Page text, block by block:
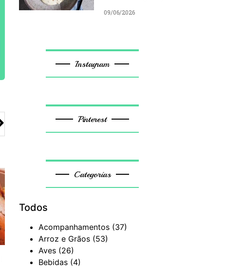
09/06/2026
Instagram
Pinterest
Categorias
Todos
Acompanhamentos (37)
Arroz e Grãos (53)
Aves (26)
Bebidas (4)